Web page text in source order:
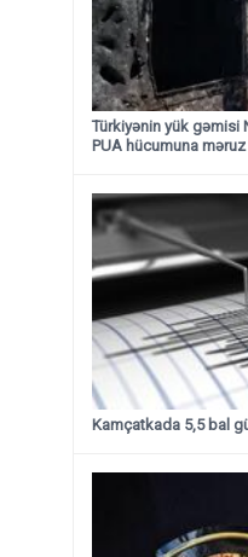
Türkiyənin yük gəmisi
PUA hücumuna məruz
Kamçatkada 5,5 bal